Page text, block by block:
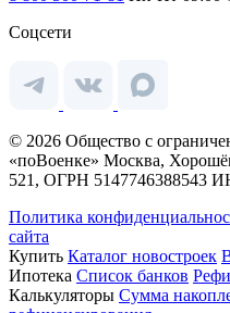
Соцсети
© 2026 Общество с
«поВоенке» Москва,
521, ОГРН 5147746388543
Политика
сайта
Купить Каталог новостроек
Ипотека Список банков
Калькуляторы Сумма